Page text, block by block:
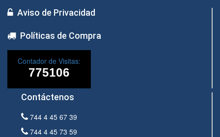
Aviso de Privacidad
Políticas de Compra
Contador de Visitas:
Contáctenos
744 4 45 67 39
744 4 45 73 59